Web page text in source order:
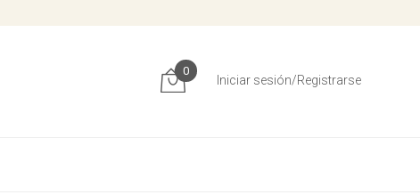
0
Iniciar sesión/Registrarse